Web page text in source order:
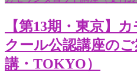
【第13期・東京】
クール公認講座のご
講・TOKYO）